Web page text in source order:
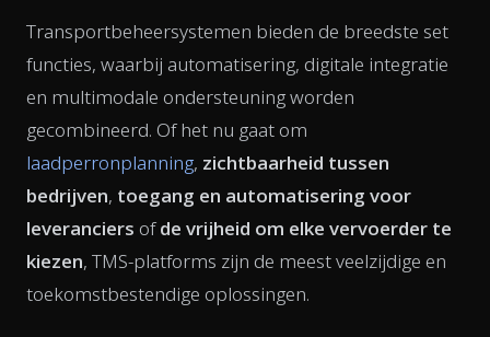
Transportbeheersystemen bieden de breedste set
functies, waarbij automatisering, digitale integratie
en multimodale ondersteuning worden
gecombineerd. Of het nu gaat om
laadperronplanning, zichtbaarheid tussen
bedrijven, toegang en automatisering voor
leveranciers ofde vrijheid om elke vervoerder te
kiezen, TMS-platforms zijn de meest veelzijdige en
toekomstbestendige oplossingen.